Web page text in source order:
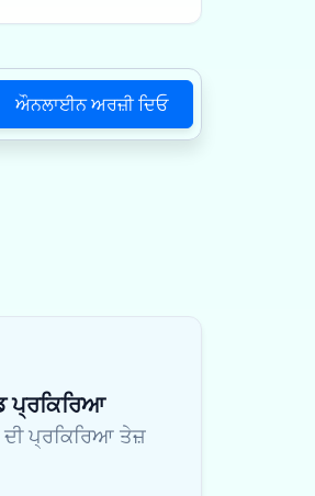
ਔਨਲਾਈਨ ਅਰਜ਼ੀ ਦਿਓ
ਪ੍ਰਕਿਰਿਆ
ਪ੍ਰਕਿਰਿਆ ਤੇਜ਼